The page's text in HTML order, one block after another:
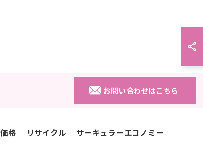
お問い合わせはこちら
価格 リサイクル サーキュラーエコノミー